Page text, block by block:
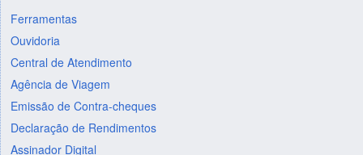
Ferramentas
Ouvidoria
Central de Atendimento
Agência de Viagem
Emissão de Contra-cheques
Declaração de Rendimentos
Assinador Digital